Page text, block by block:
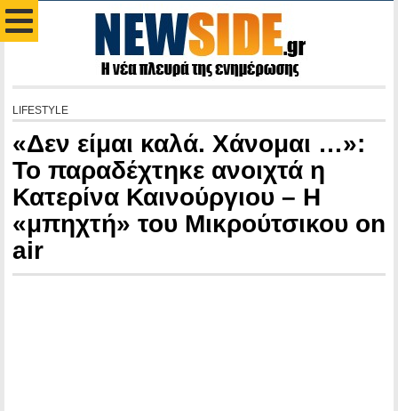
LIFESTYLE
«Δεν είμαι καλά. Χάνομαι …»:
Το παραδέχτηκε ανοιχτά η
Κατερίνα Καινούργιου – Η
«μπηχτή» του Μικρούτσικου on
air